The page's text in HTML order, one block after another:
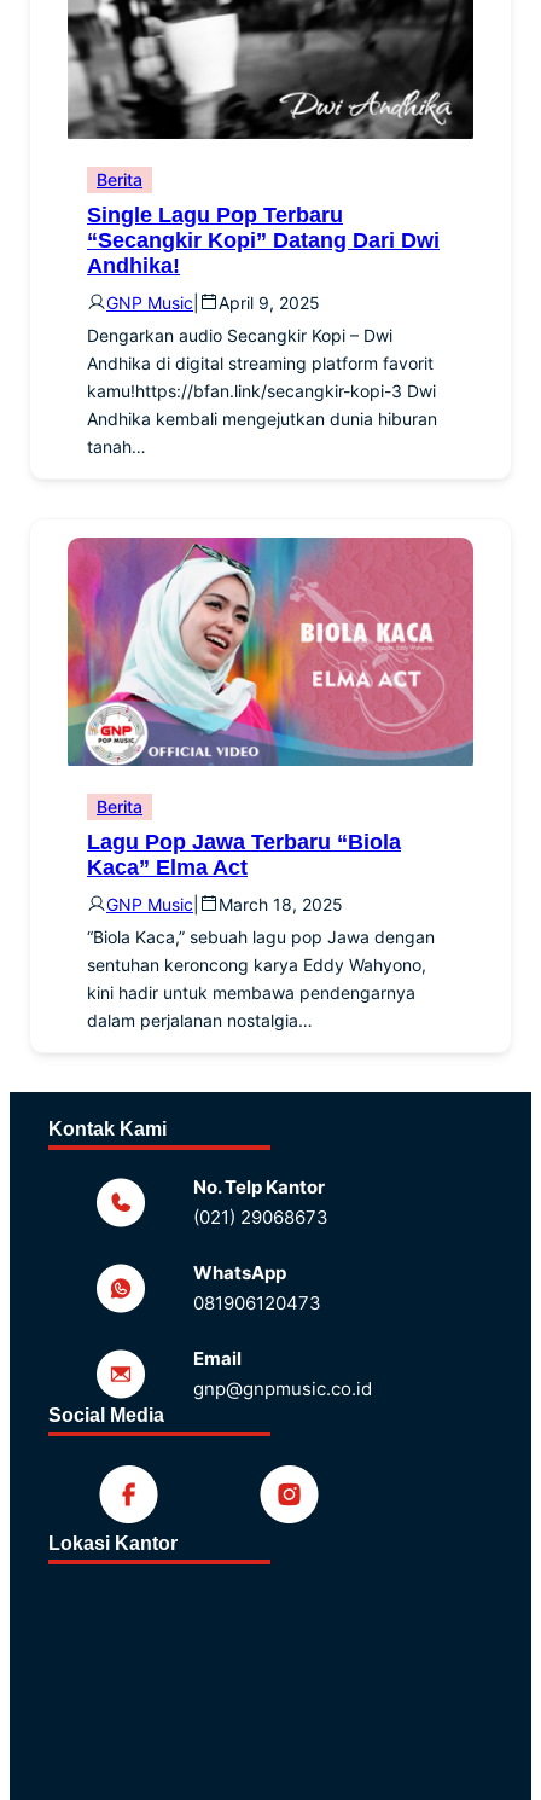
Berita
Single Lagu Pop Terbaru
“Secangkir Kopi” Datang Dari Dwi
Andhika!
GNP Music
April 9, 2025
Dengarkan audio Secangkir Kopi – Dwi
Andhika di digital streaming platform favorit
kamu!https://bfan.link/secangkir-kopi-3 Dwi
Andhika kembali mengejutkan dunia hiburan
tanah…
Berita
Lagu Pop Jawa Terbaru “Biola
Kaca” Elma Act
GNP Music
March 18, 2025
“Biola Kaca,” sebuah lagu pop Jawa dengan
sentuhan keroncong karya Eddy Wahyono,
kini hadir untuk membawa pendengarnya
dalam perjalanan nostalgia…
Kontak Kami
No. Telp Kantor
(021) 29068673
WhatsApp
081906120473
Email
gnp@gnpmusic.co.id
Social Media
Lokasi Kantor